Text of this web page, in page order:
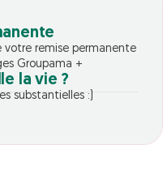
votre remise permanente
Groupama +
la vie ?
substantielles :)